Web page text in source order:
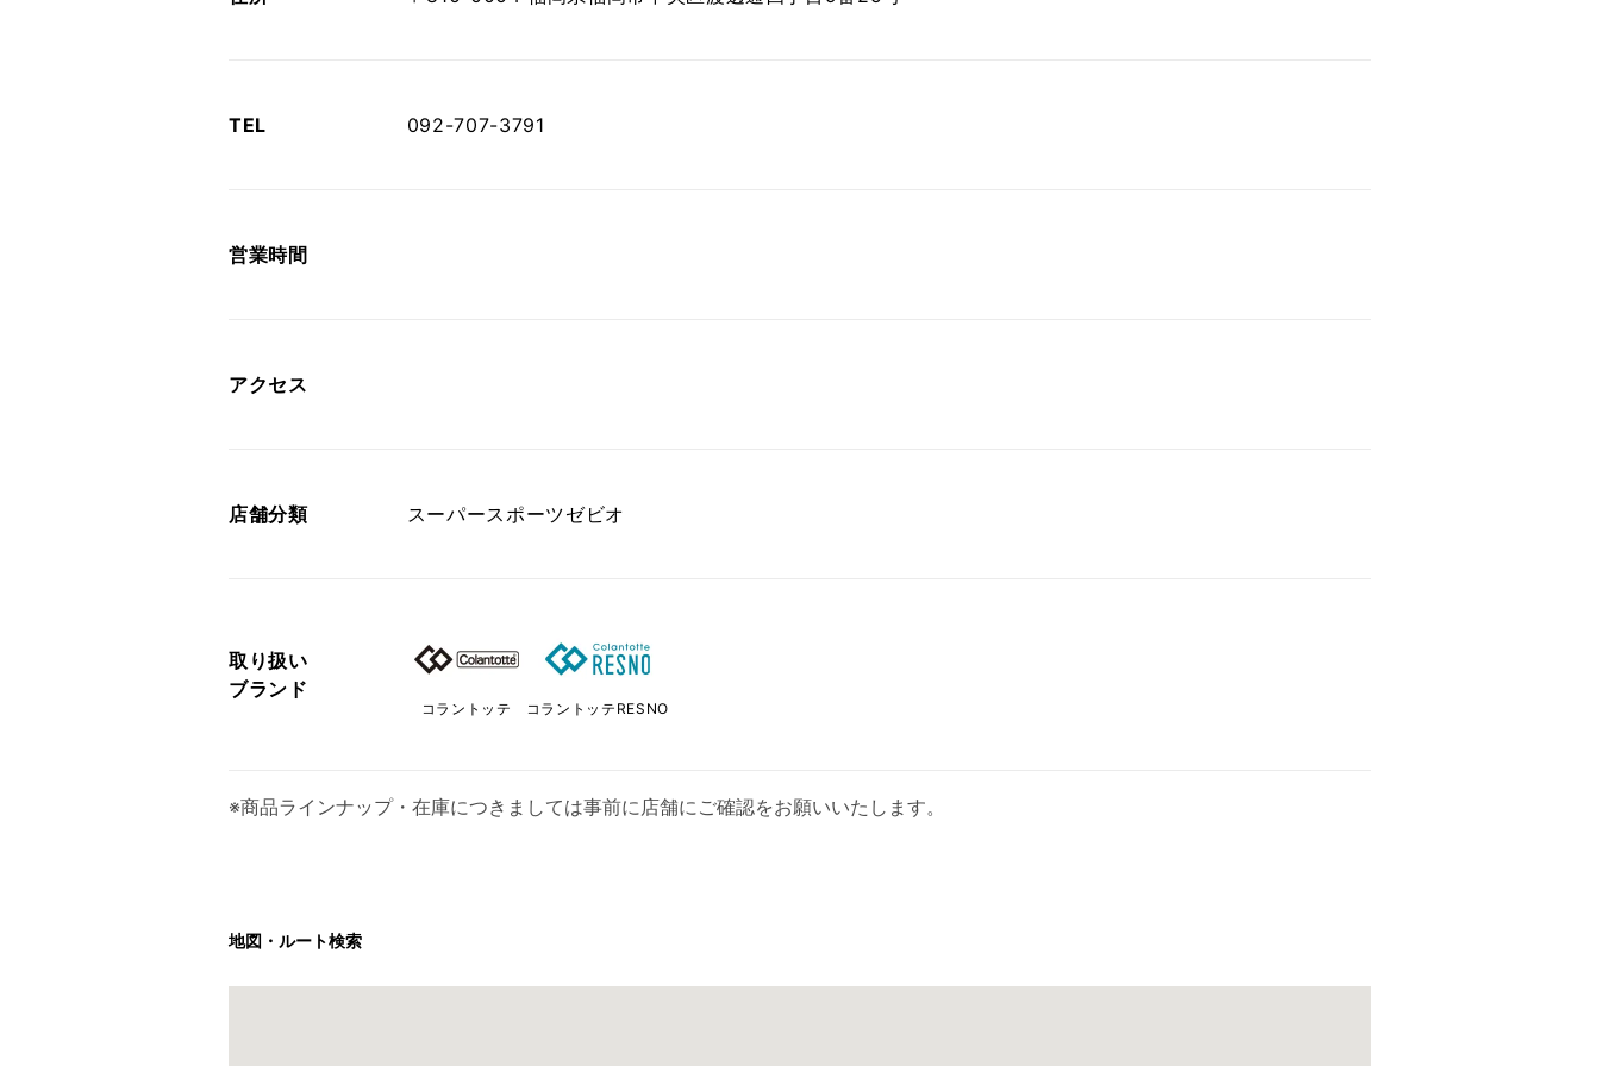
TEL 092-707-3791
営業時間
アクセス
店舗分類 スーパースポーツゼビオ
取り扱い
ブランド
コラントッテ コラントッテRESNO
※商品ラインナップ・在庫につきましては事前に店舗にご確認をお願いいたします。
地図・ルート検索